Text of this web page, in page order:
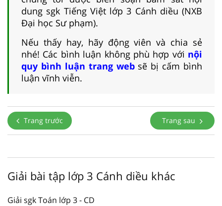
dung sgk Tiếng Việt lớp 3 Cánh diều (NXB
Đại học Sư phạm).
Nếu thấy hay, hãy động viên và chia sẻ
nhé! Các bình luận không phù hợp với nội
quy bình luận trang websẽ bị cấm bình
luận vĩnh viễn.
Trang trước Trang sau
Giải bài tập lớp 3 Cánh diều khác
Giải sgk Toán lớp 3 - CD